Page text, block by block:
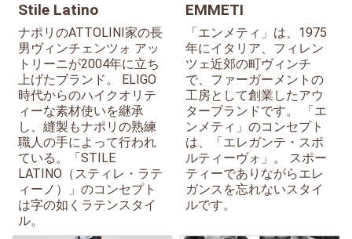
Stile Latino
ナポリのATTOLINI家の長
男ヴィンチェンツォ アッ
トリーニが2004年に立ち
上げたブランド。 ELIGO
時代からのハイクオリテ
ィーな素材使いを継承
し、縫製もナポリの熟練
職人の手によって行われ
ている。「STILE
LATINO（スティレ・ラテ
ィーノ）」のコンセプト
は字の如くラテンスタイ
ル。
EMMETI
「エンメティ」は、1975
年にイタリア、フィレン
ツェ近郊の町ヴィンチ
で、ファーガーメントの
工房として創業したアウ
ターブランドです。 「エ
ンメティ」のコンセプト
は、「エレガンテ・スポ
ルティーヴォ」。 スポー
ティーでありながらエレ
ガンスを忘れないスタイ
ルです。